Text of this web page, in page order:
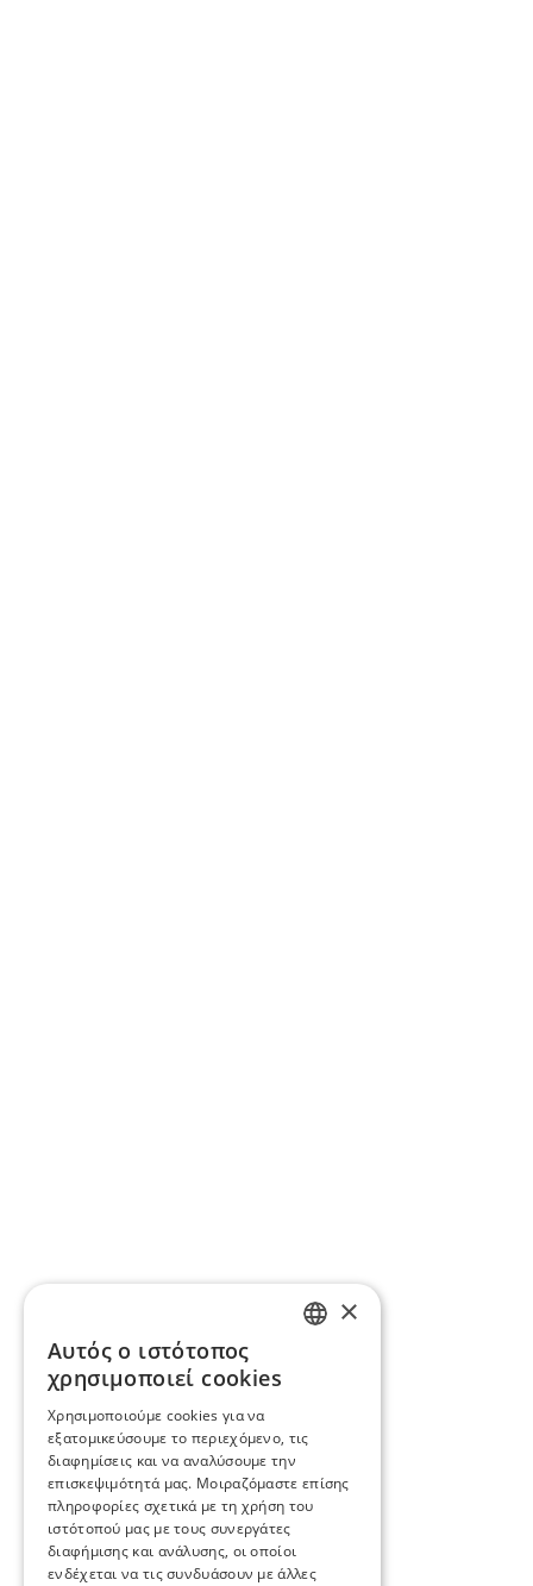
×
Αυτός ο ιστότοπος
χρησιμοποιεί cookies
Χρησιμοποιούμε cookies για να
εξατομικεύσουμε το περιεχόμενο, τις
διαφημίσεις και να αναλύσουμε την
επισκεψιμότητά μας. Μοιραζόμαστε επίσης
πληροφορίες σχετικά με τη χρήση του
ιστότοπού μας με τους συνεργάτες
διαφήμισης και ανάλυσης, οι οποίοι
ενδέχεται να τις συνδυάσουν με άλλες